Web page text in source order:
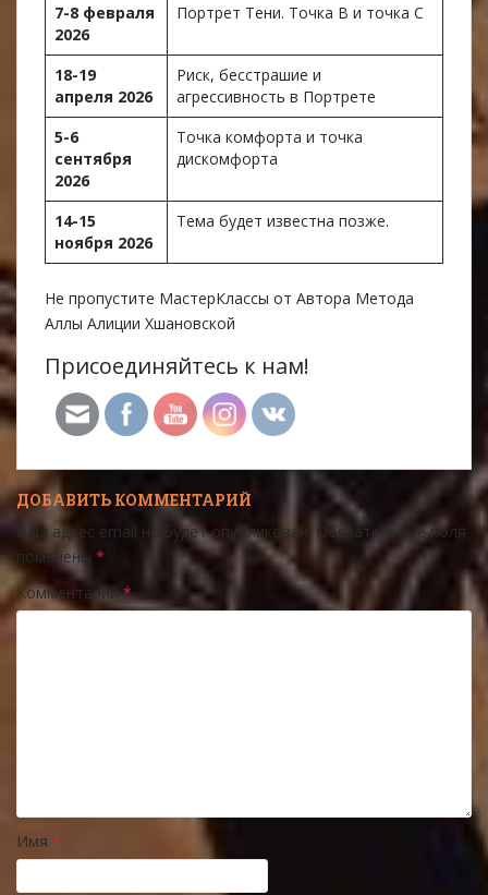
7-8 февраля
2026
Портрет Тени. Точка В и точка С
18-19
апреля 2026
Риск, бесстрашие и
агрессивность в Портрете
5-6
сентября
2026
Точка комфорта и точка
дискомфорта
14-15
ноября 2026
Тема будет известна позже.
Не пропустите МастерКлассы от Автора Метода
Аллы Алиции Хшановской
Присоединяйтесь к нам!
ДОБАВИТЬ КОММЕНТАРИЙ
Ваш адрес email не будет опубликован. Обязательные поля
помечены *
Комментарий*
Имя *